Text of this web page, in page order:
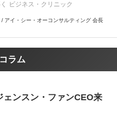
ビジネス・クリニック
/ アイ・シー・オーコンサルティング 会長
ラム
ンスン・ファンCEO来